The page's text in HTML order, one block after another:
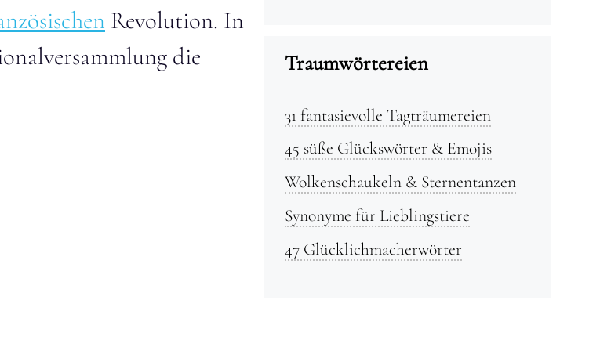
Revolution. In
die
Traumwörtereien
31 fantasievolle Tagträumereien
45 süße Glückswörter & Emojis
Wolkenschaukeln & Sternentanzen
Synonyme für Lieblingstiere
47 Glücklichmacherwörter